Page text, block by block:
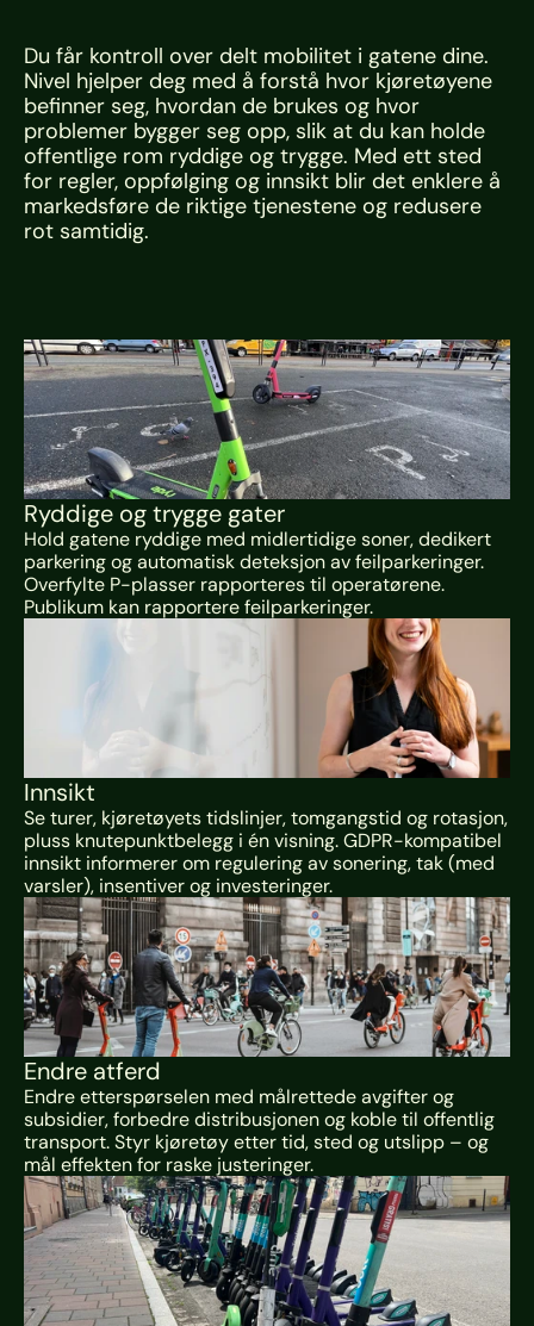
Du får kontroll over delt mobilitet i gatene dine.
Nivel hjelper deg med å forstå hvor kjøretøyene
befinner seg, hvordan de brukes og hvor
problemer bygger seg opp, slik at du kan holde
offentlige rom ryddige og trygge. Med ett sted
for regler, oppfølging og innsikt blir det enklere å
markedsføre de riktige tjenestene og redusere
rot samtidig.
Ryddige og trygge gater
Hold gatene ryddige med midlertidige soner, dedikert
parkering og automatisk deteksjon av feilparkeringer.
Overfylte P-plasser rapporteres til operatørene.
Publikum kan rapportere feilparkeringer.
Innsikt
Se turer, kjøretøyets tidslinjer, tomgangstid og rotasjon,
pluss knutepunktbelegg i én visning. GDPR-kompatibel
innsikt informerer om regulering av sonering, tak (med
varsler), insentiver og investeringer.
Endre atferd
Endre etterspørselen med målrettede avgifter og
subsidier, forbedre distribusjonen og koble til offentlig
transport. Styr kjøretøy etter tid, sted og utslipp – og
mål effekten for raske justeringer.